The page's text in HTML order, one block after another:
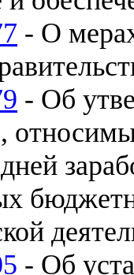
- О
- Об
- Об